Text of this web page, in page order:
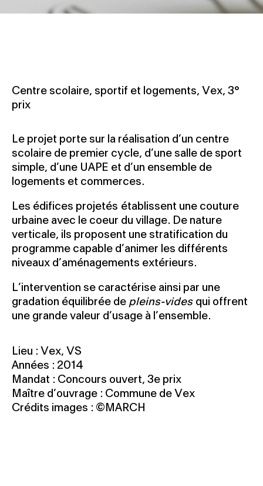
Centre scolaire, sportif et logements, Vex, 3°
prix
Le projet porte sur la réalisation d’un centre
scolaire de premier cycle, d’une salle de sport
simple, d’une UAPE et d’un ensemble de
logements et commerces.
Les édifices projetés établissent une couture
urbaine avec le coeur du village. De nature
verticale, ils proposent une stratification du
programme capable d’animer les différents
niveaux d’aménagements extérieurs.
L’intervention se caractérise ainsi par une
gradation équilibrée de pleins-videsqui offrent
une grande valeur d’usage à l’ensemble.
Lieu : Vex, VS
Années : 2014
Mandat : Concours ouvert, 3e prix
Maître d’ouvrage : Commune de Vex
Crédits images : ©MARCH